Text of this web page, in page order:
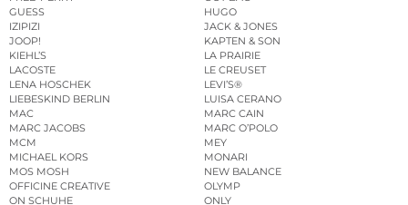
GUESS
HUGO
IZIPIZI
JACK & JONES
JOOP!
KAPTEN & SON
KIEHL’S
LA PRAIRIE
LACOSTE
LE CREUSET
LENA HOSCHEK
LEVI’S®
LIEBESKIND BERLIN
LUISA CERANO
MAC
MARC CAIN
MARC JACOBS
MARC O’POLO
MCM
MEY
MICHAEL KORS
MONARI
MOS MOSH
NEW BALANCE
OFFICINE CREATIVE
OLYMP
ON SCHUHE
ONLY